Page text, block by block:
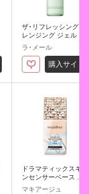
ザ･リフレッシング ク
レンジング ジェル
ラ･メール
購入サイト
ドラマティックスキ
ンセンサーベース Ｎ
ＥＯ クール
マキアージュ